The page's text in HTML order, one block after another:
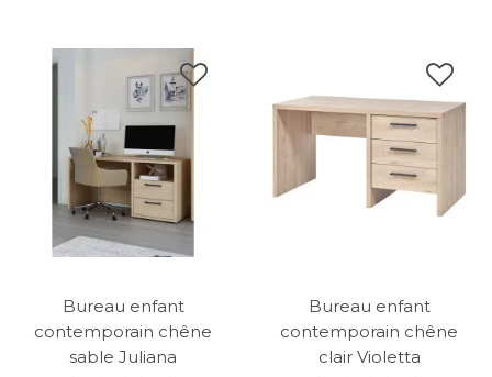
Bureau enfant
contemporain chêne
sable Juliana
Bureau enfant
contemporain chêne
clair Violetta